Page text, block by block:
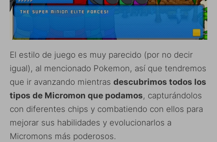
El estilo de juego es muy parecido (por no decir
igual), al mencionado Pokemon, así que tendremos
que ir avanzando mientras descubrimos todos los
tipos de Micromon que podamos, capturándolos
con diferentes chips y combatiendo con ellos para
mejorar sus habilidades y evolucionarlos a
Micromons más poderosos.